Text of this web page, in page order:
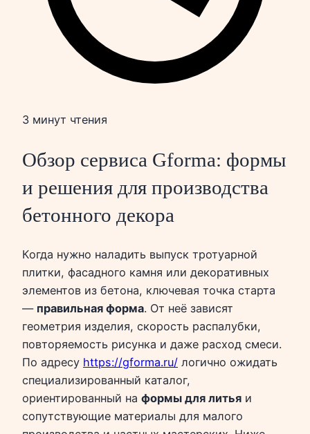
3 минут чтения
Обзор сервиса Gforma: формы
и решения для производства
бетонного декора
Когда нужно наладить выпуск тротуарной
плитки, фасадного камня или декоративных
элементов из бетона, ключевая точка старта
— правильная форма. От неё зависят
геометрия изделия, скорость распалубки,
повторяемость рисунка и даже расход смеси.
По адресу https://gforma.ru/ логично ожидать
специализированный каталог,
ориентированный на формы для литья и
сопутствующие материалы для малого